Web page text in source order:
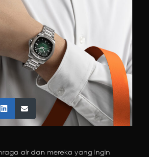
air dan mereka yang ingin